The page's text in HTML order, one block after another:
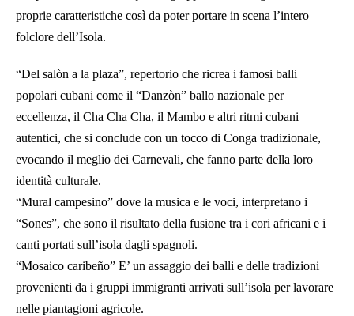
proprie caratteristiche così da poter portare in scena l’intero
folclore dell’Isola.
“Del salòn a la plaza”, repertorio che ricrea i famosi balli
popolari cubani come il “Danzòn” ballo nazionale per
eccellenza, il Cha Cha Cha, il Mambo e altri ritmi cubani
autentici, che si conclude con un tocco di Conga tradizionale,
evocando il meglio dei Carnevali, che fanno parte della loro
identità culturale.
“Mural campesino” dove la musica e le voci, interpretano i
“Sones”, che sono il risultato della fusione tra i cori africani e i
canti portati sull’isola dagli spagnoli.
“Mosaico caribeño” E’ un assaggio dei balli e delle tradizioni
provenienti da i gruppi immigranti arrivati sull’isola per lavorare
nelle piantagioni agricole.